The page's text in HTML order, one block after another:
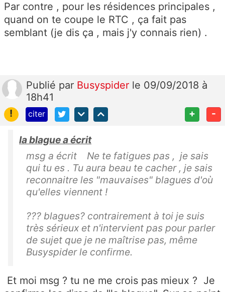
Par contre , pour les résidences principales ,
quand on te coupe le RTC , ça fait pas
semblant (je dis ça , mais j'y connais rien) .
Publié par Busyspider le 09/09/2018 à
18h41
!
citer + -
la blague a écrit
msg a écrit Ne te fatigues pas , je sais
qui tu es . Tu aura beau te cacher , je sais
reconnaitre les "mauvaises" blagues d'où
qu'elles viennent !
??? blagues? contrairement à toi je suis
très sérieux et n'intervient pas pour parler
de sujet que je ne maîtrise pas, même
Busyspider le confirme.
Et moi msg ? tu ne me crois pas mieux ? Je